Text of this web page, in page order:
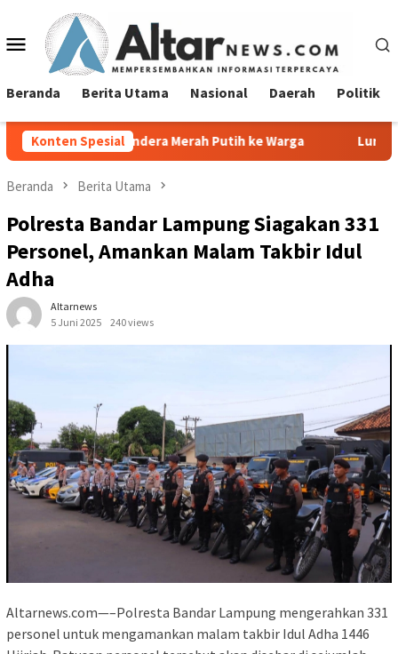
konten Menu
Mobile
Beranda Berita Utama Nasional Daerah Politik
Konten Spesial
Merah Putih ke Warga Lurah Tanjung Agung
Beranda Berita Utama
Polresta Bandar Lampung Siagakan 331
Personel, Amankan Malam Takbir Idul
Adha
Altarnews
5 Juni 2025
240 views
Altarnews.com—–Polresta Bandar Lampung mengerahkan 331
personel untuk mengamankan malam takbir Idul Adha 1446